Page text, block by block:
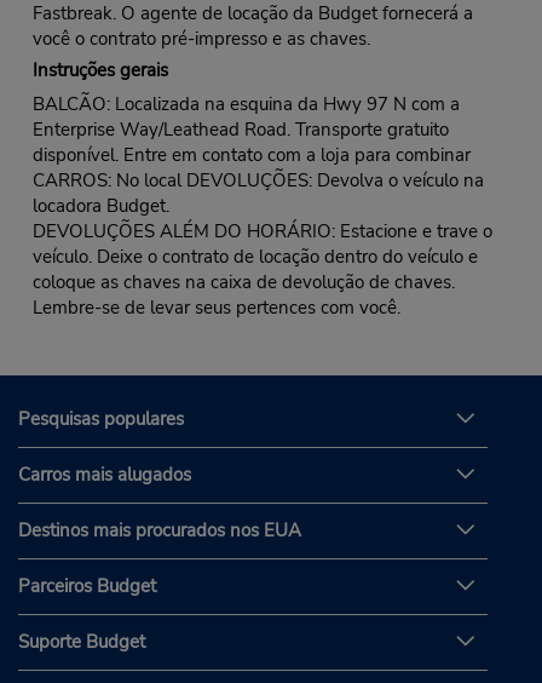
Fastbreak. O agente de locação da Budget fornecerá a
você o contrato pré-impresso e as chaves.
Instruções gerais
BALCÃO: Localizada na esquina da Hwy 97 N com a
Enterprise Way/Leathead Road. Transporte gratuito
disponível. Entre em contato com a loja para combinar
CARROS: No local DEVOLUÇÕES: Devolva o veículo na
locadora Budget.
DEVOLUÇÕES ALÉM DO HORÁRIO: Estacione e trave o
veículo. Deixe o contrato de locação dentro do veículo e
coloque as chaves na caixa de devolução de chaves.
Lembre-se de levar seus pertences com você.
Pesquisas populares
Carros mais alugados
Destinos mais procurados nos EUA
Parceiros Budget
Suporte Budget